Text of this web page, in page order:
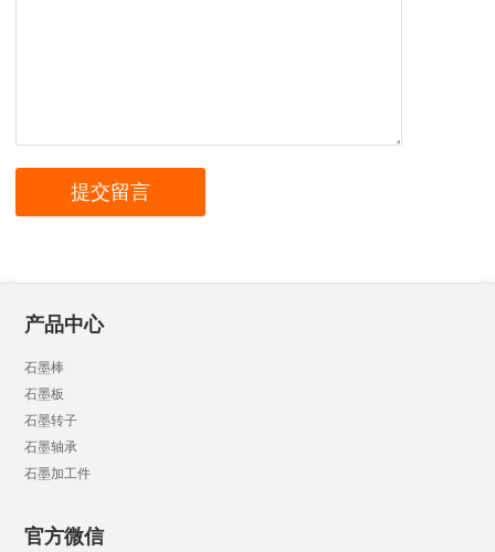
产品中心
石墨棒
石墨板
石墨转子
石墨轴承
石墨加工件
官方微信